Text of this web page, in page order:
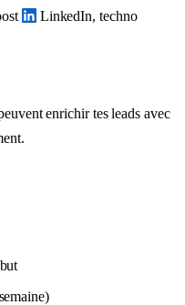
LinkedIn, techno
enrichir tes leads avec